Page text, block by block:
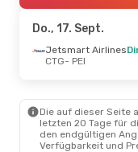
PEI- CTG
Di., 25. Aug.- Fr.,
PEI
- CTG
Do., 17. Sept.
Jetsmart Airlines
CTG- PEI
Die auf dieser Seite
letzten 20 Tage für
den endgültigen
Verfügbarkeit und